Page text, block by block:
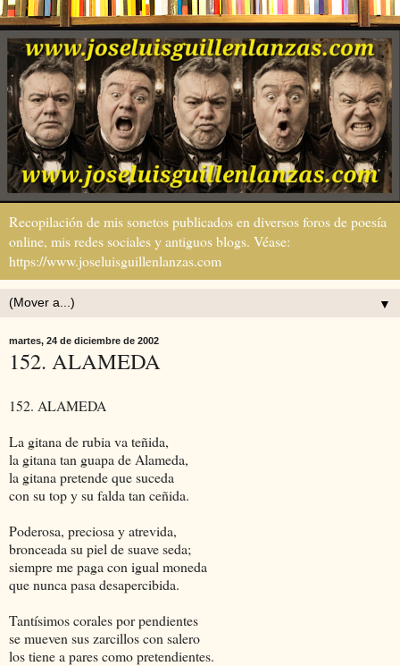
Recopilación de mis sonetos publicados en diversos foros de poesía
online, mis redes sociales y antiguos blogs. Véase:
https://www.joseluisguillenlanzas.com
▼
martes, 24 de diciembre de 2002
152. ALAMEDA
152. ALAMEDA
La gitana de rubia va teñida,
la gitana tan guapa de Alameda,
la gitana pretende que suceda
con su top y su falda tan ceñida.
Poderosa, preciosa y atrevida,
bronceada su piel de suave seda;
siempre me paga con igual moneda
que nunca pasa desapercibida.
Tantísimos corales por pendientes
se mueven sus zarcillos con salero
los tiene a pares como pretendientes.